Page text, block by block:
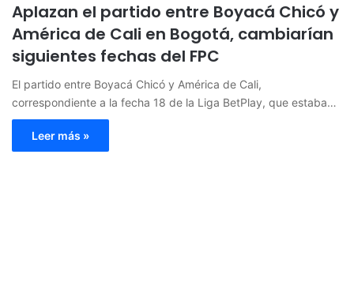
Aplazan el partido entre Boyacá Chicó y
América de Cali en Bogotá, cambiarían
siguientes fechas del FPC
El partido entre Boyacá Chicó y América de Cali,
correspondiente a la fecha 18 de la Liga BetPlay, que estaba…
Leer más »